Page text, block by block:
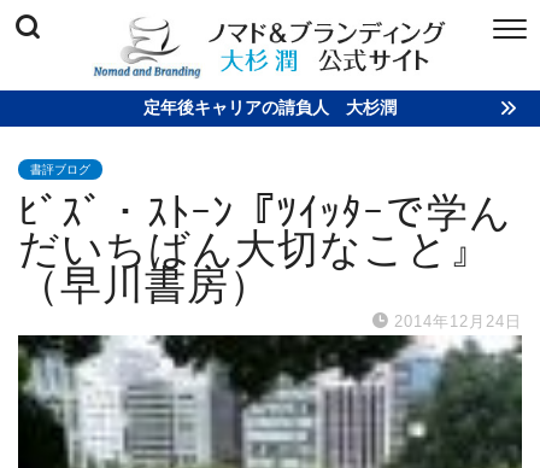
定年後キャリアの請負人 大杉潤
書評ブログ
ﾋﾞｽﾞ・ｽﾄｰﾝ『ﾂｲｯﾀｰで学ん
だいちばん大切なこと』
（早川書房）
2014年12月24日